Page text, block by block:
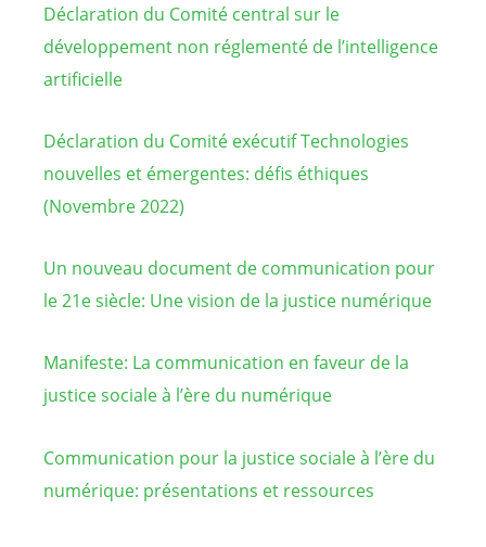
Déclaration du Comité central sur le
développement non réglementé de l’intelligence
artificielle
Déclaration du Comité exécutif Technologies
nouvelles et émergentes: défis éthiques
(Novembre 2022)
Un nouveau document de communication pour
le 21e siècle: Une vision de la justice numérique
Manifeste: La communication en faveur de la
justice sociale à l’ère du numérique
Communication pour la justice sociale à l’ère du
numérique: présentations et ressources